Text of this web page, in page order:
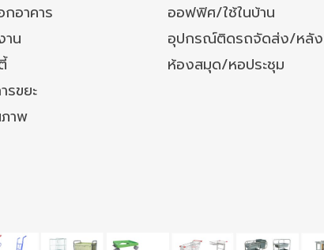
อาคาร
ออฟฟิศ/ใช้ในบ้าน
น
อุปกรณ์ติดรถจัดส่ง/หลั
ห้องสมุด/หอประชุม
ขยะ
าพ